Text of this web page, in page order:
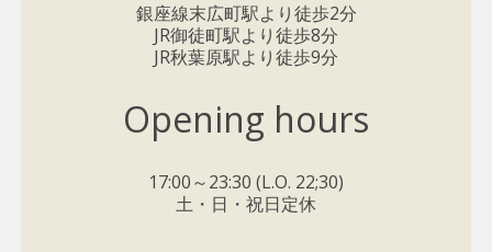
銀座線末広町駅より徒歩2分
JR御徒町駅より徒歩8分
JR秋葉原駅より徒歩9分
Opening hours
17:00～23:30 (L.O. 22;30)
土・日・祝日定休